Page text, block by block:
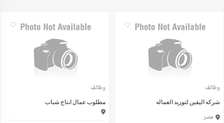
وظائف
شركه اليقين لتوريد العماله
مصر
وظائف
مطلوب عمال انتاج شباب